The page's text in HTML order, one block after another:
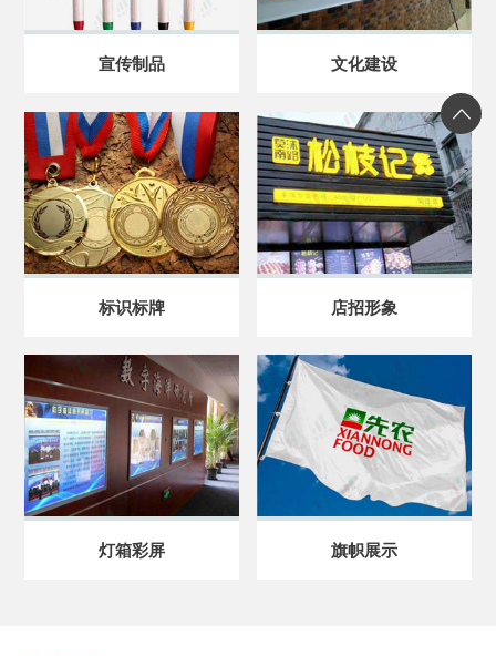
宣传制品 文化建设
标识标牌 店招形象
灯箱彩屏 旗帜展示